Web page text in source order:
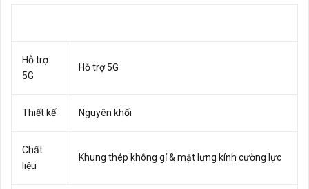
Hỗ trợ
5G
Hỗ trợ 5G
Thiết kế Nguyên khối
Chất
liệu
Khung thép không gỉ & mặt lưng kính cường lực